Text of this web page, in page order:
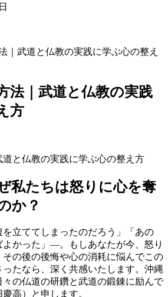
｜武道と仏教の実践に学ぶ心の整え
法｜武道と仏教の実践
方
と仏教の実践に学ぶ心の整え方
私たちは怒りに心を奪
か？
を立ててしまったのだろう」「あの
よかった」—。もしあなたが今、怒り
の後の後悔や心の消耗に悩んでこの
たなら、深く共感いたします。沖縄
の仏道の研鑽と武道の鍛錬に励んで
高）と申します。